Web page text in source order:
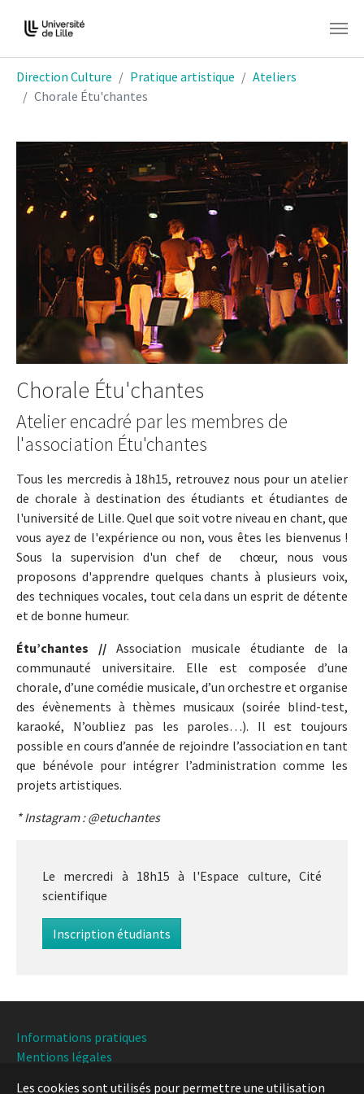
Les cookies sont utilisés pour permettre une utilisation
Direction Culture Pratique artistique
Ateliers
Chorale Étu'chantes
Chorale Étu'chantes
Atelier encadré par les membres de
l'association Étu'chantes
Tous les mercredis à 18h15, retrouvez nous pour un atelier
de chorale à destination des étudiants et étudiantes de
l'université de Lille. Quel que soit votre niveau en chant, que
vous ayez de l'expérience ou non, vous êtes les bienvenus !
Sous la supervision d'un chef de chœur, nous vous
proposons d'apprendre quelques chants à plusieurs voix,
des techniques vocales, tout cela dans un esprit de détente
et de bonne humeur.
Étu’chantes // Association musicale étudiante de la
communauté universitaire. Elle est composée d’une
chorale, d’une comédie musicale, d’un orchestre et organise
des évènements à thèmes musicaux (soirée blind-test,
karaoké, N’oubliez pas les paroles…). Il est toujours
possible en cours d’année de rejoindre l’association en tant
que bénévole pour intégrer l’administration comme les
projets artistiques.
* Instagram : @etuchantes
Le mercredi à 18h15 à l'Espace culture, Cité
scientifique
Inscription étudiants
Informations pratiques
Mentions légales
Université de Lille, Direction Culture